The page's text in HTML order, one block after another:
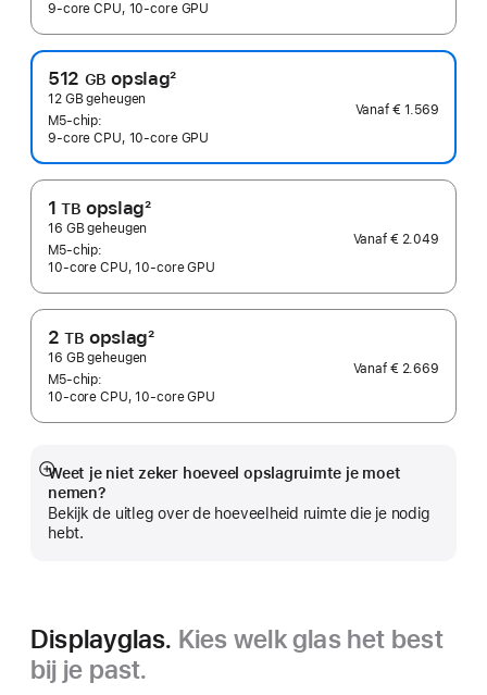
9‑core CPU, 10‑core GPU
512 GB opslag
Voetnoot
2
12 GB geheugen
M5‑chip:
9‑core CPU, 10‑core GPU
Vanaf € 1.569
1TB opslag
Voetnoot
2
16 GB geheugen
M5‑chip:
10‑core CPU, 10‑core GPU
Vanaf € 2.049
2TB opslag
Voetnoot
2
16 GB geheugen
M5‑chip:
10‑core CPU, 10‑core GPU
Vanaf € 2.669
Weet je niet zeker hoeveel opslagruimte je moet
nemen?
Bekijk de uitleg over de hoeveelheid ruimte die je nodig
hebt.
Meer
Displayglas. Kies welk glas het best
bij je past.